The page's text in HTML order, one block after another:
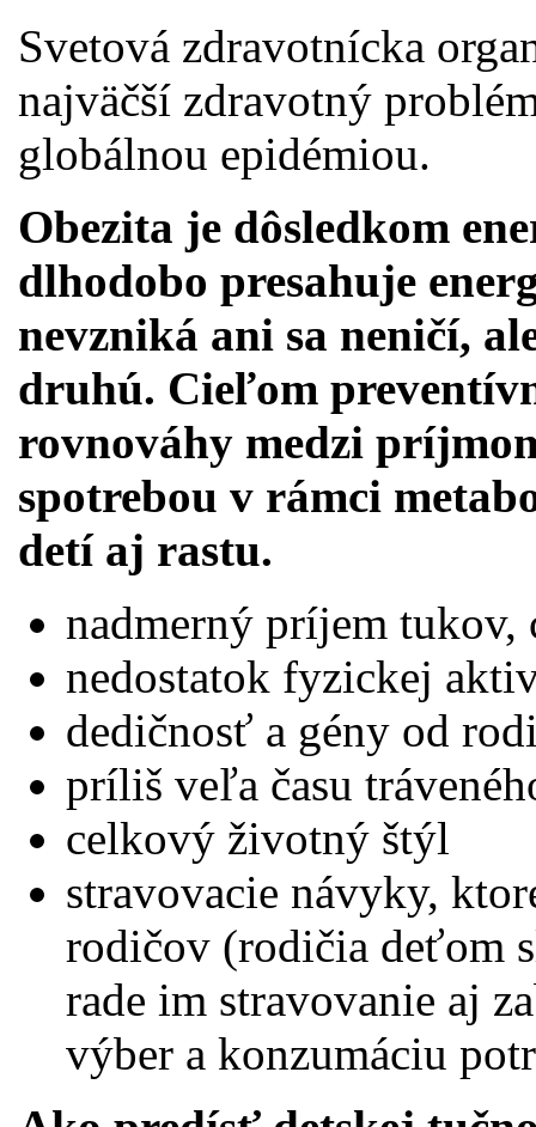
Svetová zdravotnícka
najväčší zdravotný
globálnou epidémiou.
Obezita je dôsledkom
dlhodobo presahuje
nevzniká ani sa neničí,
druhú. Cieľom
rovnováhy medzi
spotrebou v rámci
detí aj rastu.
nadmerný príjem
nedostatok fyzickej
dedičnosť a gény od
príliš veľa času
celkový životný štýl
stravovacie návyky,
rodičov (rodičia deťom
rade im stravovanie aj
výber a konzumáciu